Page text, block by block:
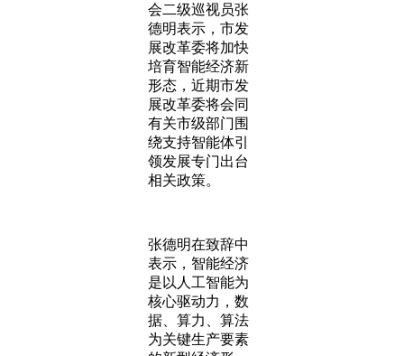
会二级巡视员张
德明表示，市发
展改革委将加快
培育智能经济新
形态，近期市发
展改革委将会同
有关市级部门围
绕支持智能体引
领发展专门出台
相关政策。
张德明在致辞中
表示，智能经济
是以人工智能为
核心驱动力，数
据、算力、算法
为关键生产要素